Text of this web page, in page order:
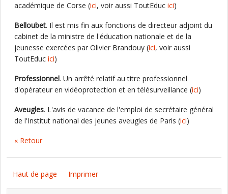
académique de Corse (ici, voir aussi ToutEduc ici)
Belloubet. Il est mis fin aux fonctions de directeur adjoint du
cabinet de la ministre de l'éducation nationale et de la
jeunesse exercées par Olivier Brandouy (ici, voir aussi
ToutEduc ici)
Professionnel. Un arrêté relatif au titre professionnel
d'opérateur en vidéoprotection et en télésurveillance (ici)
Aveugles. L'avis de vacance de l'emploi de secrétaire général
de l'Institut national des jeunes aveugles de Paris (ici)
« Retour
Haut de page Imprimer